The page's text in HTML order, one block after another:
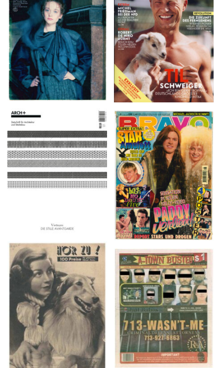
8. Februar 2007
SIBYLLE 6/89
ARCH+ Nr. 226, Herbst
2016
BRAVO – Nr. 8, 13. Febr.
1997
HÖR ZU! – 1949,
NUMMER 10, Woche
vom 27. Februar bis 05.
März
A-TOWN BUSTED –
8/15/16–9/1/16